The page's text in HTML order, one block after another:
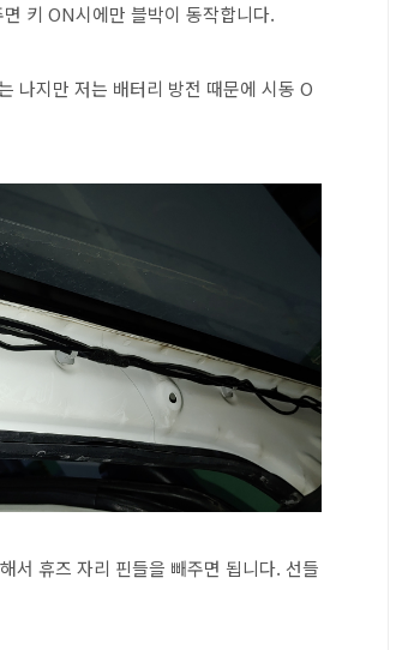
키 ON시에만 블박이 동작합니다.
나지만 저는 배터리 방전 때문에 시동 O
서 휴즈 자리 핀들을 빼주면 됩니다. 선들